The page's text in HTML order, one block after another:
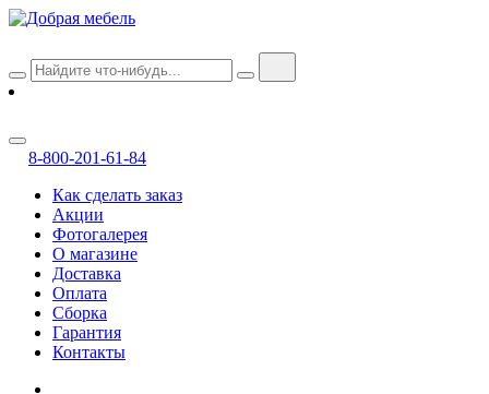
8-800-201-61-84
Как сделать заказ
Акции
Фотогалерея
О магазине
Доставка
Оплата
Сборка
Гарантия
Контакты